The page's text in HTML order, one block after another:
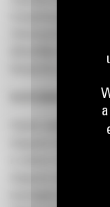
Completează la finalul
Informează superiorul
dificultățile
Respectă cu strictețe
Pachet salarial
Asigurare de viață cu
in valoare de 1000 lei
Asigurare de sănătate